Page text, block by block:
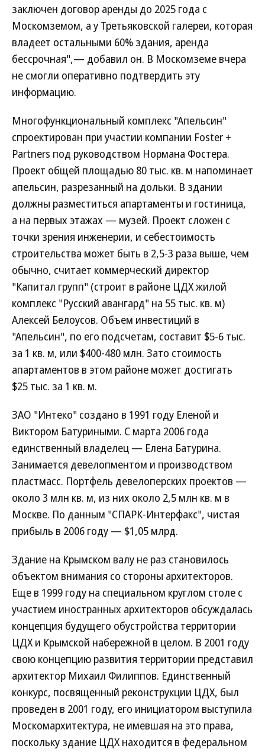
заключен договор аренды до 2025 года с
Москомземом, а у Третьяковской галереи, которая
владеет остальными 60% здания, аренда
бессрочная",— добавил он. В Москомземе вчера
не смогли оперативно подтвердить эту
информацию.
Многофункциональный комплекс "Апельсин"
спроектирован при участии компании Foster +
Partners под руководством Нормана Фостера.
Проект общей площадью 80 тыс. кв. м напоминает
апельсин, разрезанный на дольки. В здании
должны разместиться апартаменты и гостиница,
а на первых этажах — музей. Проект сложен с
точки зрения инженерии, и себестоимость
строительства может быть в 2,5-3 раза выше, чем
обычно, считает коммерческий директор
"Капитал групп" (строит в районе ЦДХ жилой
комплекс "Русский авангард" на 55 тыс. кв. м)
Алексей Белоусов. Объем инвестиций в
"Апельсин", по его подсчетам, составит $5-6 тыс.
за 1 кв. м, или $400-480 млн. Зато стоимость
апартаментов в этом районе может достигать
$25 тыс. за 1 кв. м.
ЗАО "Интеко" создано в 1991 году Еленой и
Виктором Батуриными. С марта 2006 года
единственный владелец — Елена Батурина.
Занимается девелопментом и производством
пластмасс. Портфель девелоперских проектов —
около 3 млн кв. м, из них около 2,5 млн кв. м в
Москве. По данным "СПАРК-Интерфакс", чистая
прибыль в 2006 году — $1,05 млрд.
Здание на Крымском валу не раз становилось
объектом внимания со стороны архитекторов.
Еще в 1999 году на специальном круглом столе с
участием иностранных архитекторов обсуждалась
концепция будущего обустройства территории
ЦДХ и Крымской набережной в целом. В 2001 году
свою концепцию развития территории представил
архитектор Михаил Филиппов. Единственный
конкурс, посвященный реконструкции ЦДХ, был
проведен в 2001 году, его инициатором выступила
Москомархитектура, не имевшая на это права,
поскольку здание ЦДХ находится в федеральном